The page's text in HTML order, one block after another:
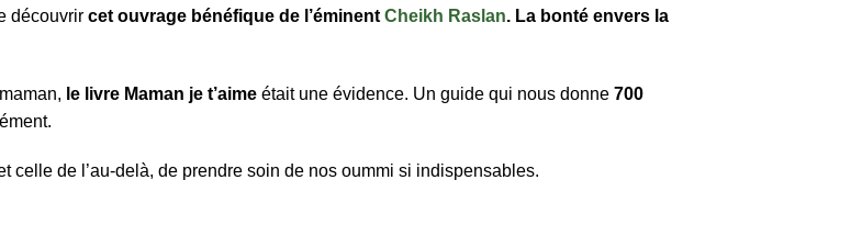
découvrir cet ouvrage bénéfique de l’éminent Cheikh Raslan. La bonté envers la
le livre Maman je t’aime était une évidence. Un guide qui nous donne 700
celle de l’au-delà, de prendre soin de nos oummi si indispensables.